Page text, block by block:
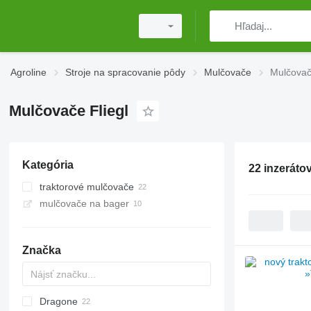
Agroline Stroje na spracovanie pôdy Mulčovače
Mulčovače Fliegl
Kategória
traktorové mulčovače
mulčovače na bager
Značka
AS
GKR
Z-series
CK
Sirio
Dragone
22